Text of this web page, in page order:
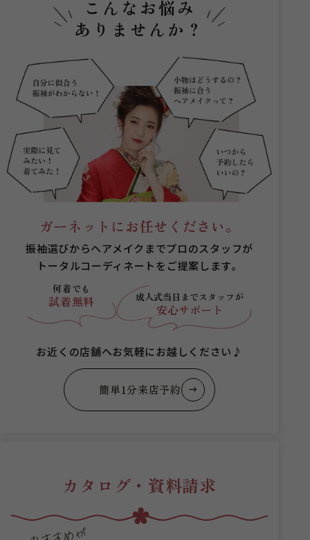
こんなお悩み
ありませんか？
ガーネットにお任せください。
振袖選びからヘアメイクまでプロのスタッフが
トータルコーディネートをご提案します。
何着でも
試着無料 成人式当日までスタッフが
安心サポート
お近くの店舗へお気軽にお越しください♪
簡単1分来店予約
カタログ・資料請求